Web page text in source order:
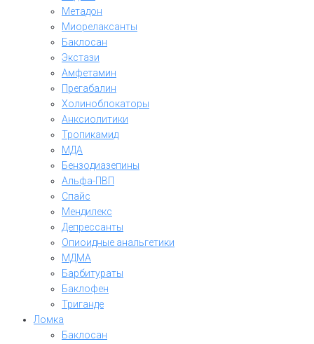
Метадон
Миорелаксанты
Баклосан
Экстази
Амфетамин
Прегабалин
Холиноблокаторы
Анксиолитики
Тропикамид
МДА
Бензодиазепины
Альфа-ПВП
Спайс
Мендилекс
Депрессанты
Опиоидные анальгетики
МДМА
Барбитураты
Баклофен
Триганде
Ломка
Баклосан